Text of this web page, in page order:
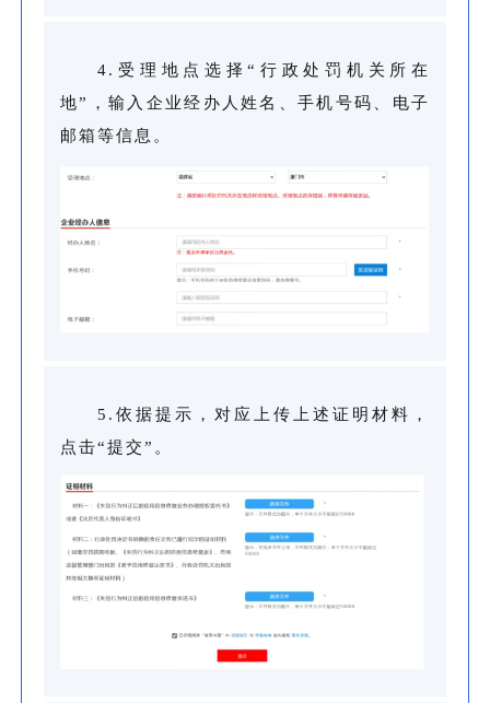
4.受理地点选择“行政处罚机关所在
地”，输入企业经办人姓名、手机号码、电子
邮箱等信息。
5.依据提示，对应上传上述证明材料，
点击“提交”。